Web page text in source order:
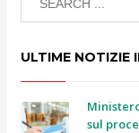
ULTIME NOTIZIE
sul